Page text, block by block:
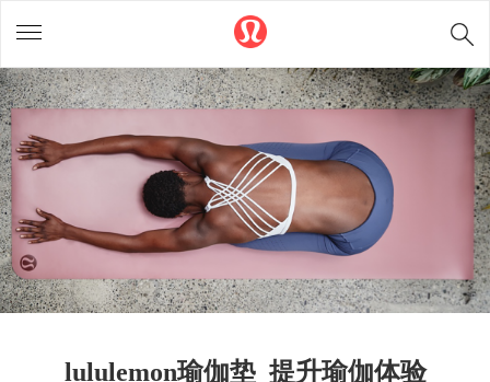
lululemon瑜伽垫 提升瑜伽体验